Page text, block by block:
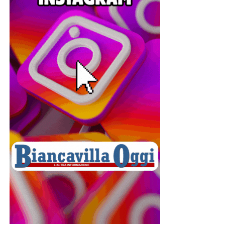
Successivamente fu assegnato alla Brigata Catanzaro (i
suoi familiari chiamarono il corpo di appartenenza Brigata
D’Annunzio), una delle unità più celebri, decorate e
controverse del Regio Esercito. I suoi soldati
combatterono nei settori più duri del Carso, pagando un
tributo altissimo di vite umane. La brigata è ricordata
anche per il drammatico ammutinamento di Santa Maria
la Longa, nel luglio 1917, quando uomini ormai stremati
da mesi di combattimenti si ribellarono all’ordine di
tornare immediatamente in linea. La repressione fu
durissima: ventotto militari vennero fucilati. Nonostante
quella tragica pagina, la Brigata Catanzaro continuò a
distinguersi per il valore dimostrato in battaglia, ricevendo
importanti decorazioni al valor militare.
Essere cappellano di una brigata simile significava molto
più che celebrare la Messa. Voleva dire condividere la
vita dei soldati. Dormire negli stessi ricoveri. Attraversare